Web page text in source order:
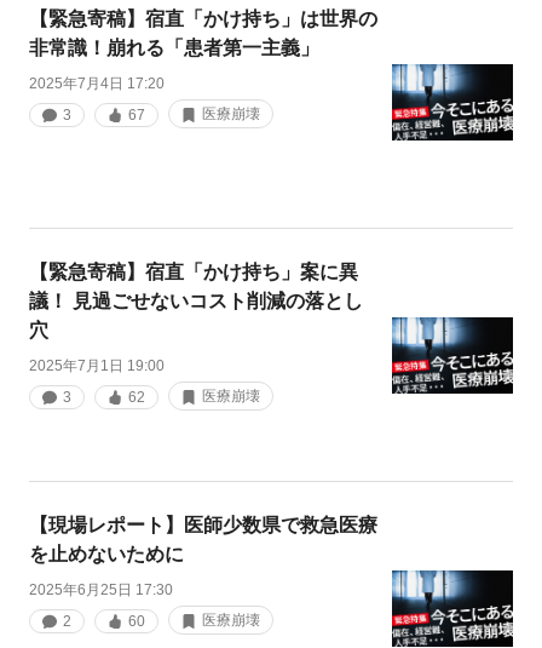
【緊急寄稿】宿直「かけ持ち」は世界の
非常識！崩れる「患者第一主義」
2025年7月4日 17:20
3
67 医療崩壊
【緊急寄稿】宿直「かけ持ち」案に異
議！ 見過ごせないコスト削減の落とし
穴
2025年7月1日 19:00
3
62 医療崩壊
【現場レポート】医師少数県で救急医療
を止めないために
2025年6月25日 17:30
2
60 医療崩壊